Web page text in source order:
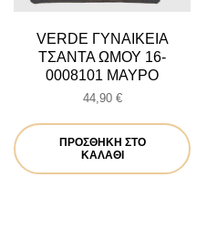
VERDE ΓΥΝΑΙΚΕΙΑ
ΤΣΑΝΤΑ ΩΜΟΥ 16-
0008101 ΜΑΥΡΟ
44,90 €
ΠΡΟΣΘΉΚΗ ΣΤΟ
ΚΑΛΆΘΙ